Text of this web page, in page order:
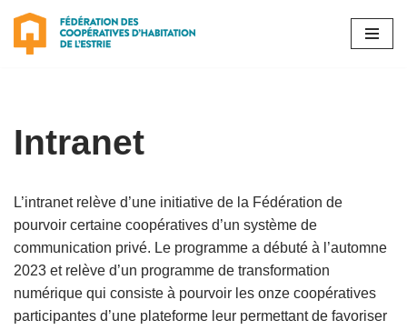
Aller
Intranet
L’intranet relève d’une initiative de la Fédération de
pourvoir certaine coopératives d’un système de
communication privé. Le programme a débuté à l’automne
2023 et relève d’un programme de transformation
numérique qui consiste à pourvoir les onze coopératives
participantes d’une plateforme leur permettant de favoriser